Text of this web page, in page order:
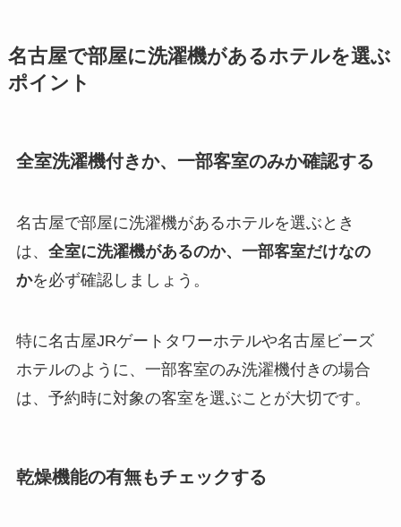
名古屋で部屋に洗濯機があるホテルを選ぶ
ポイント
全室洗濯機付きか、一部客室のみか確認する
名古屋で部屋に洗濯機があるホテルを選ぶとき
は、 全室に洗濯機があるのか、一部客室だけなの
かを必ず確認しましょう。
特に名古屋JRゲートタワーホテルや名古屋ビーズ
ホテルのように、一部客室のみ洗濯機付きの場合
は、予約時に対象の客室を選ぶことが大切です。
乾燥機能の有無もチェックする